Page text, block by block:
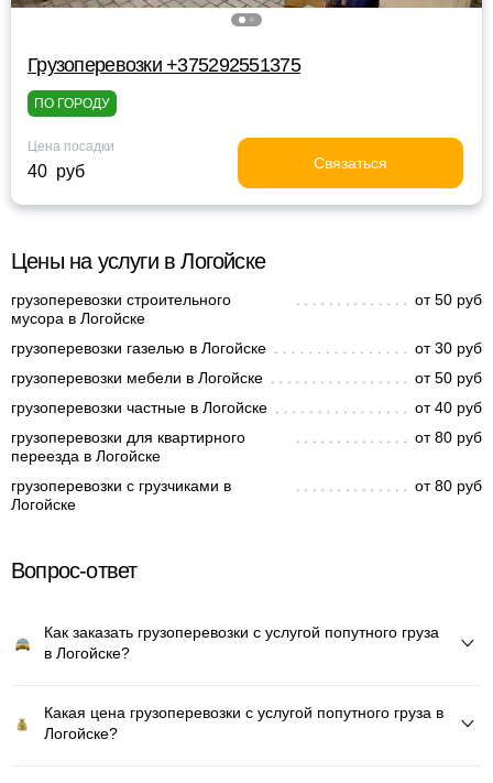
Грузоперевозки +375292551375
ПО ГОРОДУ
Цена посадки
40 руб Связаться
Цены на услуги в Логойске
грузоперевозки строительного
мусора в Логойске
от 50 руб
грузоперевозки газелью в Логойске
от 30 руб
грузоперевозки мебели в Логойске
от 50 руб
грузоперевозки частные в Логойске
от 40 руб
грузоперевозки для квартирного
переезда в Логойске
от 80 руб
грузоперевозки с грузчиками в
Логойске
от 80 руб
Вопрос-ответ
Как заказать грузоперевозки с услугой попутного груза
в Логойске?
Какая цена грузоперевозки с услугой попутного груза в
Логойске?